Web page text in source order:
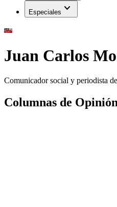
Especiales expand_more
Juan Carlos
Comunicador social y periodista
Columnas de